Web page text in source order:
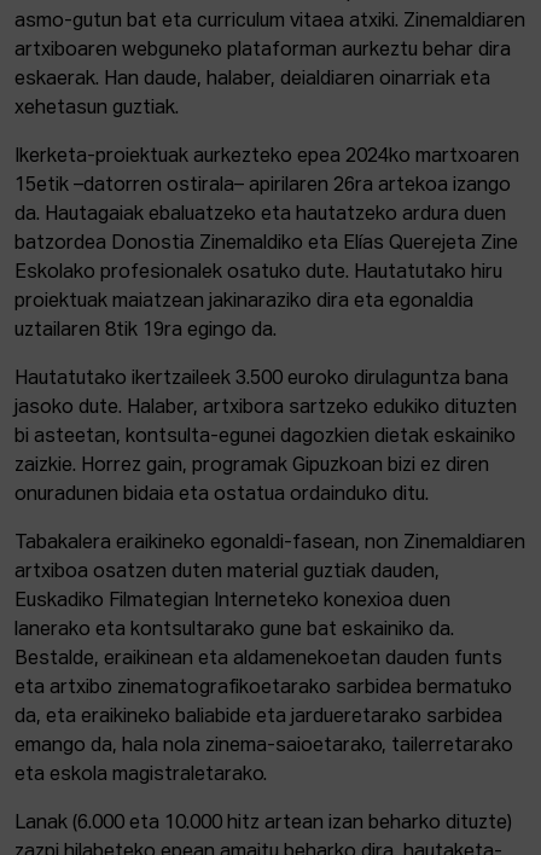
asmo-gutun bat eta curriculum vitaea atxiki. Zinemaldiaren
artxiboaren webguneko plataforman aurkeztu behar dira
eskaerak. Han daude, halaber, deialdiaren oinarriak eta
xehetasun guztiak.
Ikerketa-proiektuak aurkezteko epea 2024ko martxoaren
15etik –datorren ostirala– apirilaren 26ra artekoa izango
da. Hautagaiak ebaluatzeko eta hautatzeko ardura duen
batzordea Donostia Zinemaldiko eta Elías Querejeta Zine
Eskolako profesionalek osatuko dute. Hautatutako hiru
proiektuak maiatzean jakinaraziko dira eta egonaldia
uztailaren 8tik 19ra egingo da.
Hautatutako ikertzaileek 3.500 euroko dirulaguntza bana
jasoko dute. Halaber, artxibora sartzeko edukiko dituzten
bi asteetan, kontsulta-egunei dagozkien dietak eskainiko
zaizkie. Horrez gain, programak Gipuzkoan bizi ez diren
onuradunen bidaia eta ostatua ordainduko ditu.
Tabakalera eraikineko egonaldi-fasean, non Zinemaldiaren
artxiboa osatzen duten material guztiak dauden,
Euskadiko Filmategian Interneteko konexioa duen
lanerako eta kontsultarako gune bat eskainiko da.
Bestalde, eraikinean eta aldamenekoetan dauden funts
eta artxibo zinematografikoetarako sarbidea bermatuko
da, eta eraikineko baliabide eta jardueretarako sarbidea
emango da, hala nola zinema-saioetarako, tailerretarako
eta eskola magistraletarako.
Lanak (6.000 eta 10.000 hitz artean izan beharko dituzte)